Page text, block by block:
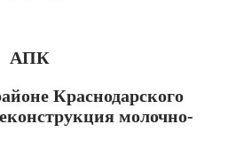
АПК
Краснодарского
молочно-